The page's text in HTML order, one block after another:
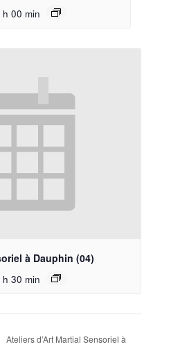
h 00 min
à Dauphin (04)
h 30 min
Ateliers d’Art Martial Sensoriel à